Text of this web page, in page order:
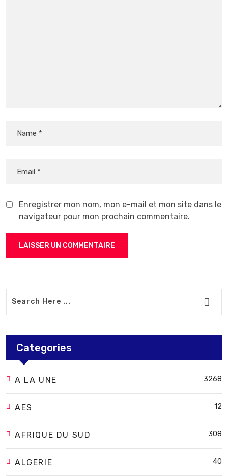
Enregistrer mon nom, mon e-mail et mon site dans le
navigateur pour mon prochain commentaire.
Categories
A LA UNE 3268
AES 12
AFRIQUE DU SUD 308
ALGERIE 40